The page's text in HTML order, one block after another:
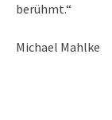
berühmt.“
Michael Mahlke